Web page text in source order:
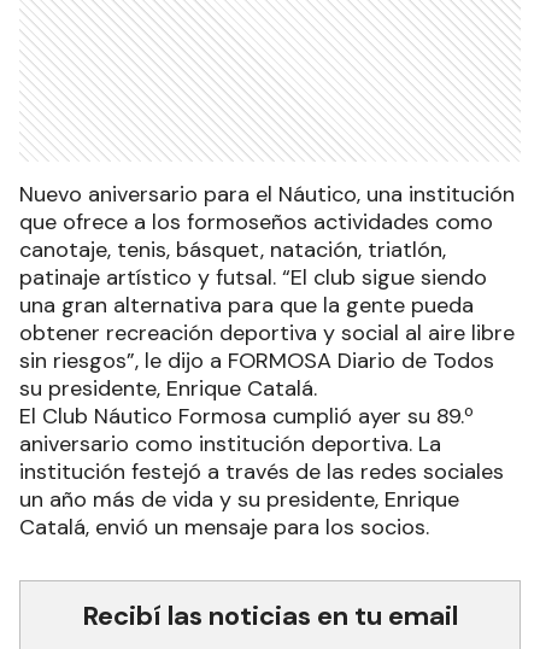
Nuevo aniversario para el Náutico, una institución
que ofrece a los formoseños actividades como
canotaje, tenis, básquet, natación, triatlón,
patinaje artístico y futsal. “El club sigue siendo
una gran alternativa para que la gente pueda
obtener recreación deportiva y social al aire libre
sin riesgos”, le dijo a FORMOSA Diario de Todos
su presidente, Enrique Catalá.
El Club Náutico Formosa cumplió ayer su 89.º
aniversario como institución deportiva. La
institución festejó a través de las redes sociales
un año más de vida y su presidente, Enrique
Catalá, envió un mensaje para los socios.
Recibí las noticias en tu email